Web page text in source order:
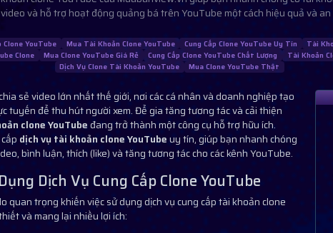
và hỗ trợ hoạt động quảng bá trên YouTube một cách hiệu quả và an
Clone YouTube Mua Tài Khoản Clone YouTube Cung Cấp Clone YouTube Uy Tín
Tài
Clone
Mua Clone YouTube Giá Rẻ Cung Cấp Clone YouTube Chất Lượng
Tài Khoản
Dịch Vụ Clone Tài Khoản YouTube
Mua Clone YouTube Thật
sẻ video lớn nhất thế giới, nơi các cá nhân và doanh nghiệp tạo
tuyến để thu hút người xem. Để gia tăng tương tác và cải thiện
clone YouTube đang trở thành một công cụ hỗ trợ hữu ích.
dịch vụ tài khoản clone YouTubeuy tín, giúp bạn nhanh chóng
bình luận, thích (like) và tăng tương tác cho các kênh YouTube.
Dịch Vụ Cung Cấp Clone YouTube
quan trọng khiến việc sử dụng dịch vụ cung cấp tài khoản clone
và mang lại nhiều lợi ích: